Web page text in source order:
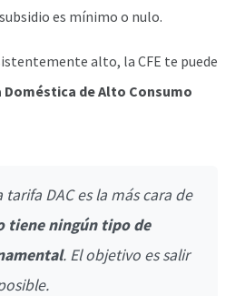
es mínimo o nulo.
alto, la CFE te puede
Doméstica de Alto Consumo
DAC es la más cara de
tiene ningún tipo de
. El objetivo es salir